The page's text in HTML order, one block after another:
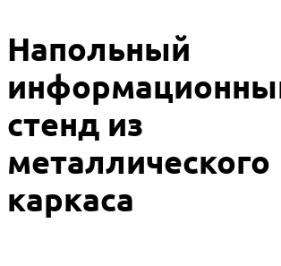
Напольный
стенд из
металлического
каркаса